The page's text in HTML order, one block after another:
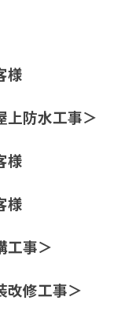
様
上防水工事＞
様
様
工事＞
改修工事＞